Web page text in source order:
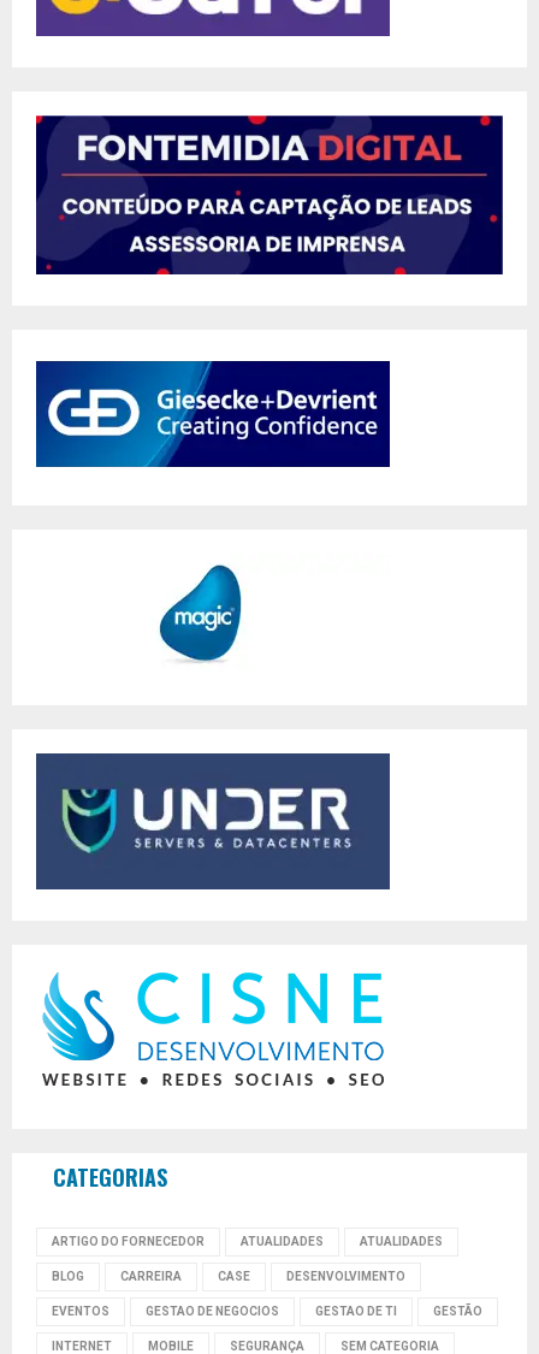
CATEGORIAS
ARTIGO DO FORNECEDOR ATUALIDADES ATUALIDADES
BLOG CARREIRA CASE DESENVOLVIMENTO
EVENTOS GESTAO DE NEGOCIOS GESTAO DE TI GESTÃO
INTERNET MOBILE SEGURANÇA SEM CATEGORIA